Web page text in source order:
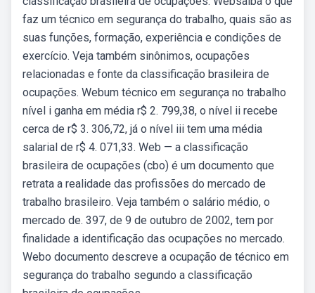
faz um técnico em segurança do trabalho, quais são as
suas funções, formação, experiência e condições de
exercício. Veja também sinônimos, ocupações
relacionadas e fonte da classificação brasileira de
ocupações. Webum técnico em segurança no trabalho
nível i ganha em média r$ 2. 799,38, o nível ii recebe
cerca de r$ 3. 306,72, já o nível iii tem uma média
salarial de r$ 4. 071,33. Web — a classificação
brasileira de ocupações (cbo) é um documento que
retrata a realidade das profissões do mercado de
trabalho brasileiro. Veja também o salário médio, o
mercado de. 397, de 9 de outubro de 2002, tem por
finalidade a identificação das ocupações no mercado.
Webo documento descreve a ocupação de técnico em
segurança do trabalho segundo a classificação